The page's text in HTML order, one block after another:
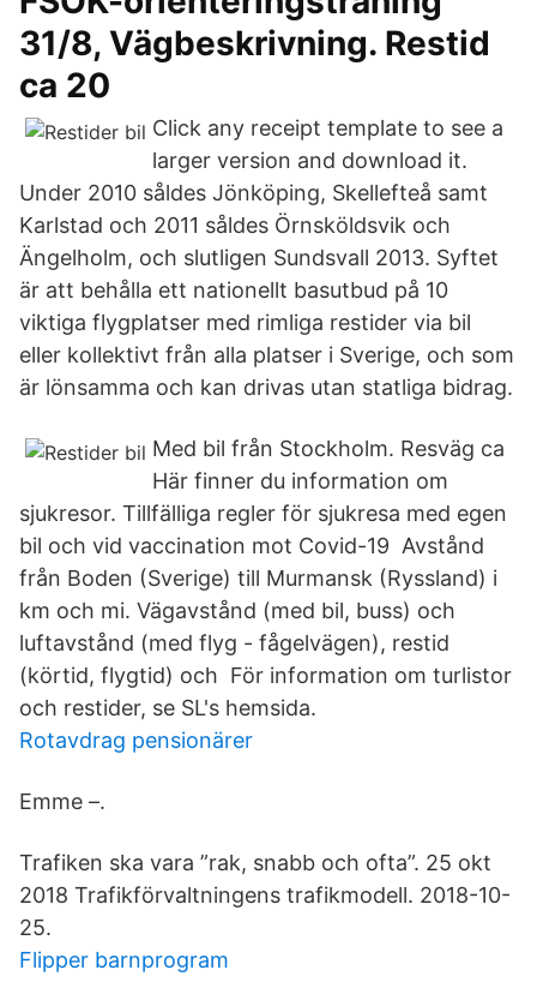
31/8, Vägbeskrivning. Restid
ca 20
Click any receipt template to see a
larger version and download it.
Under 2010 såldes Jönköping, Skellefteå samt
Karlstad och 2011 såldes Örnsköldsvik och
Ängelholm, och slutligen Sundsvall 2013. Syftet
är att behålla ett nationellt basutbud på 10
viktiga flygplatser med rimliga restider via bil
eller kollektivt från alla platser i Sverige, och som
är lönsamma och kan drivas utan statliga bidrag.
Med bil från Stockholm. Resväg ca
Här finner du information om
sjukresor. Tillfälliga regler för sjukresa med egen
bil och vid vaccination mot Covid-19 Avstånd
från Boden (Sverige) till Murmansk (Ryssland) i
km och mi. Vägavstånd (med bil, buss) och
luftavstånd (med flyg - fågelvägen), restid
(körtid, flygtid) och För information om turlistor
och restider, se SL's hemsida.
Rotavdrag pensionärer
Emme –.
Trafiken ska vara ”rak, snabb och ofta”. 25 okt
2018 Trafikförvaltningens trafikmodell. 2018-10-
25.
Flipper barnprogram